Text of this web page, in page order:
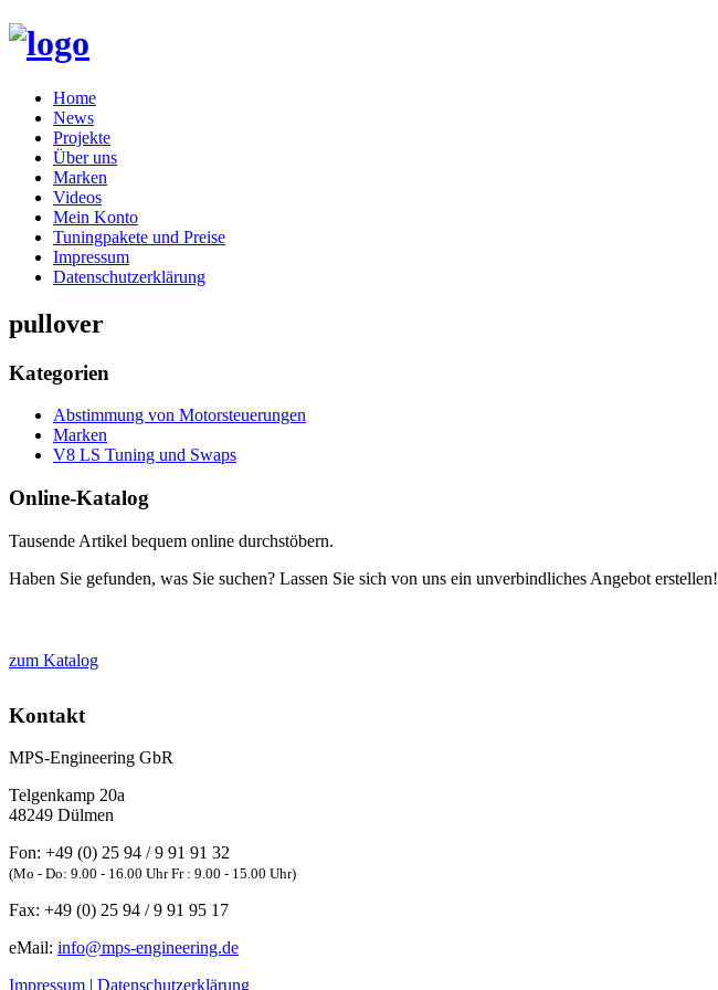
Skip
content
Home
News
Projekte
Über uns
Marken
Videos
Mein Konto
Tuningpakete und Preise
Impressum
Datenschutzerklärung
pullover
Kategorien
Abstimmung von Motorsteuerungen
Marken
V8 LS Tuning und Swaps
Online-Katalog
Tausende Artikel bequem online durchstöbern.
Haben Sie gefunden, was Sie suchen? Lassen Sie sich von uns ein unverbindliches Angebot erstellen!
zum Katalog
Kontakt
MPS-Engineering GbR
Telgenkamp 20a
48249 Dülmen
Fon: +49 (0) 25 94 / 9 91 91 32
(Mo - Do: 9.00 - 16.00 Uhr Fr : 9.00 - 15.00 Uhr)
Fax: +49 (0) 25 94 / 9 91 95 17
eMail: info@mps-engineering.de
Impressum | Datenschutzerklärung